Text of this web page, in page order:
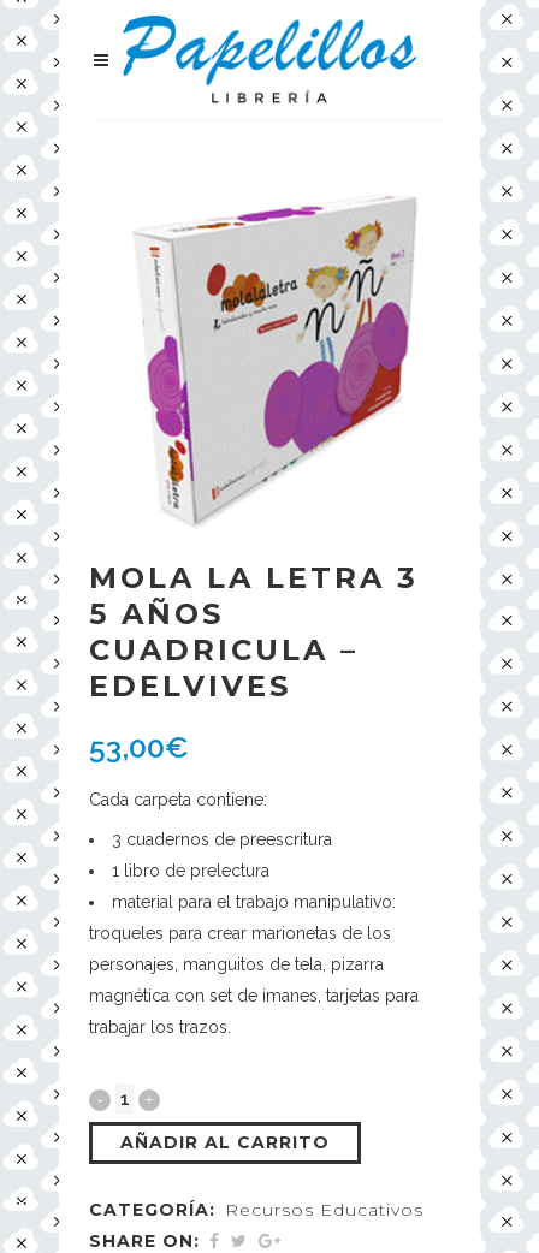
MOLA LA LETRA 3
5 AÑOS
CUADRICULA –
EDELVIVES
53,00€
Cada carpeta contiene:
3 cuadernos de preescritura
1 libro de prelectura
material para el trabajo manipulativo:
troqueles para crear marionetas de los
personajes, manguitos de tela, pizarra
magnética con set de imanes, tarjetas para
trabajar los trazos.
AÑADIR AL CARRITO
CATEGORÍA:
Recursos Educativos
SHARE ON: